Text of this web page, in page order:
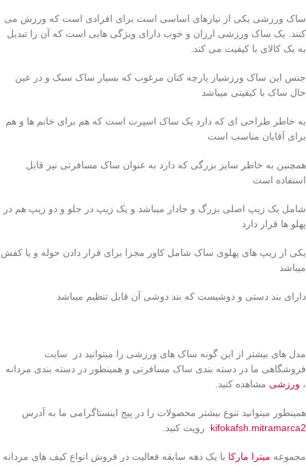
ساک ورزشی یکی از نیازهای اساسی است برای افرادی است که ورزش می
کنند. یک ساک ورزشی ارزان و خوب دارای ویژگی هایی است که آن را تبدیل
به یک کالای با کیفیت می کند.
جنس این ساک ورزشیاز پارچه کتان مرغوب که بسیار ساک سبک و در عین
حال ساک با کیفیتی میباشد
به خاطر طراحی ای که دارد یک ساک اسپرت است که هم برای خانم ها و هم
برای آقایان مناسب است
همچنین به خاطر سایز بزرگی که دارد به عنوان ساک مسافرتی نیز قابل
استفاده است
شامل یک زیپ اصلی بزرگ و جادار میباشد و یک زیپ در جلو و دو زیپ هم در
پهلو ها قرار دارد
یکی از زیپ های پهلوی ساک شامل کاور مجزا برای قرار دادن حوله و یا کفش
میباشد
دارای بند دستی و دوشیست که بند دوشی آن قابل تنظیم میباشد
مدل های بیشتر از این گونه ساک های ورزشی را میتوانید در سایت
فروشگاهی ما در دسته بندی ساک مسافرتی و همینطور در دسته بندی مردانه
، ورزشی مشاهده کنید.
همینطور میتوانید تنوع بیشتر محصولات را در پیج اینستاگرامی ما به آدرس
kifokafsh.mitramarca2 رویت کنید.
مجموعه میترا مارکا با یک دهه سابقه فعالیت در فروش انواع کیف های مردانه